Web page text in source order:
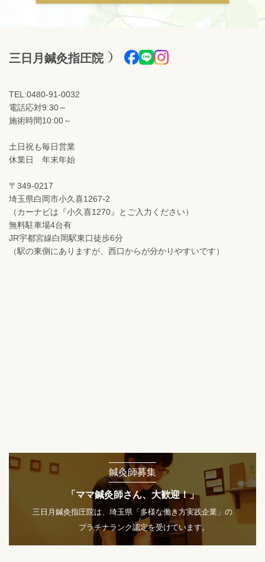
三日月鍼灸指圧院
TEL:0480-91-0032
電話応対9:30～
施術時間10:00～
土日祝も毎日営業
休業日 年末年始
〒349-0217
埼玉県白岡市小久喜1267-2
（カーナビは『小久喜1270』とご入力ください）
無料駐車場4台有
JR宇都宮線白岡駅東口徒歩6分
（駅の東側にありますが、西口からが分かりやすいです）
鍼灸師募集
「ママ鍼灸師さん、大歓迎！」
三日月鍼灸指圧院は、埼玉県「多様な働き方実践企業」の
プラチナランク認定を受けています。